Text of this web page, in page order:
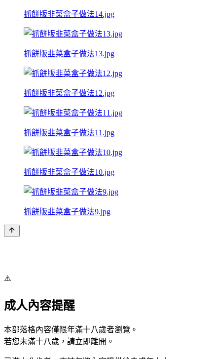
抓餅版韭菜盒子做法14.jpg
抓餅版韭菜盒子做法13.jpg
抓餅版韭菜盒子做法12.jpg
抓餅版韭菜盒子做法11.jpg
抓餅版韭菜盒子做法10.jpg
抓餅版韭菜盒子做法9.jpg
⚠️
成人內容提醒
本部落格內容僅限年滿十八歲者瀏覽。
若您未滿十八歲，請立即離開。